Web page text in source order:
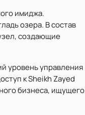
имиджа.
озера. В состав
создающие
уровень управления
к Sheikh Zayed
бизнеса, ищущего